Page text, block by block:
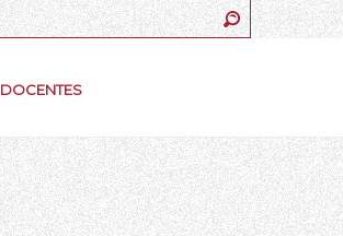
DOCENTES